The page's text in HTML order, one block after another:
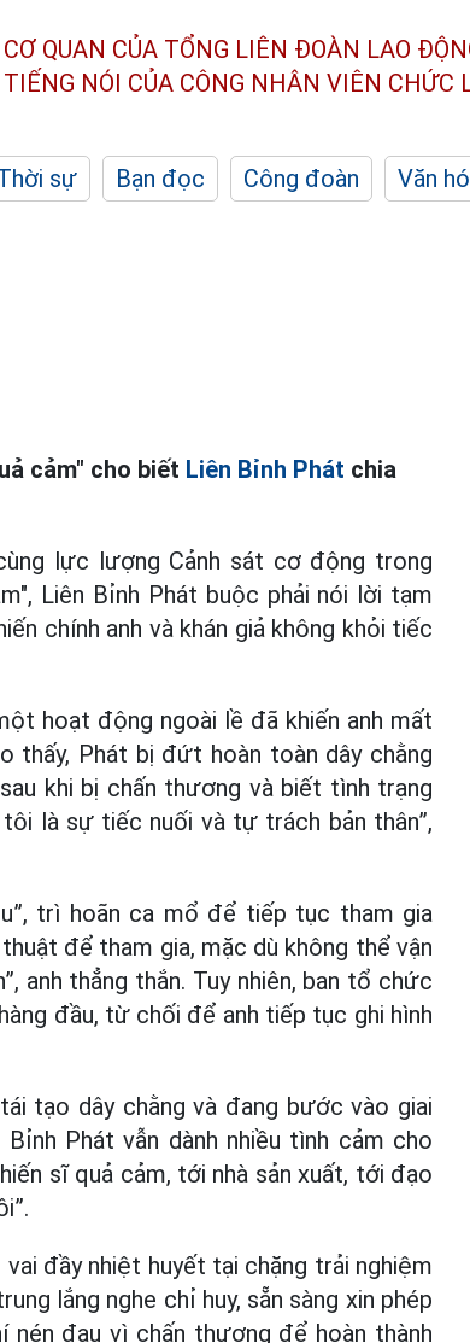
CƠ QUAN CỦA TỔNG LIÊN ĐOÀN LAO
TIẾNG NÓI CỦA CÔNG NHÂN VIÊN CHỨC
sự Bạn đọc Công đoàn
Văn
cảm" cho biết Liên Bỉnh Phát chia
lực lượng Cảnh sát cơ động trong
Liên Bỉnh Phát buộc phải nói lời tạm
chính anh và khán giả không khỏi tiếc
hoạt động ngoài lề đã khiến anh mất
thấy, Phát bị đứt hoàn toàn dây chằng
khi bị chấn thương và biết tình trạng
là sự tiếc nuối và tự trách bản thân”,
trì hoãn ca mổ để tiếp tục tham gia
để tham gia, mặc dù không thể vận
anh thẳng thắn. Tuy nhiên, ban tổ chức
đầu, từ chối để anh tiếp tục ghi hình
tạo dây chằng và đang bước vào giai
Phát vẫn dành nhiều tình cảm cho
sĩ quả cảm, tới nhà sản xuất, tới đạo
đầy nhiệt huyết tại chặng trải nghiệm
lắng nghe chỉ huy, sẵn sàng xin phép
đau vì chấn thương để hoàn thành